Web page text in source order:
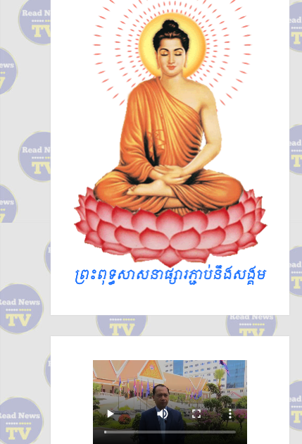
ក្រសួងបរិស្ថាន ស្នើឱ្យរដ្ឋបាលរាជធានី-ខេត្ត អនុវត្ត
ច្បាប់តឹងរ៉ឹងលើការហាមនាំចូលសំណល់អាគុយ និង
បរិក្ខារអេឡិចត្រូនិកប្រើប្រាស់រួច
អាជ្ញាធរខេត្តបន្ទាយមានជ័យ រៀបចំការចាប់ឆ្នោត
ជ្រើសរើសតូបលក់ដូរ សម្រាប់អាជីវករភៀសសឹក នៅ
ភូមិរង់ចាំ ជំហានដំបូងប្រមាណ៣០០តូប
លោក ទូច សុឃៈ បញ្ជាក់ថា៖ យុវតីសិង្ហបុរី មក កម្ពុជា
ដោយសារបញ្ហាគ្រួសារ មិនមែនជាករណីជួញដូរមនុស្ស
លោក ថម អេនឌ្រូ «ខ្ញុំរំជួលចិត្ត ពេលពួកគាត់យំ ពេល
និយាយមកកាន់ខ្ញុំ ពួកគាត់មិនអាចទៅផ្ទះវិញ
ដោយសារថៃគ្រប់គ្រង ពួកគាត់សមនឹងត្រឡប់ទៅផ្ទះ
វិញ»